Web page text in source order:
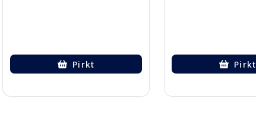
Pirkt Pirkt